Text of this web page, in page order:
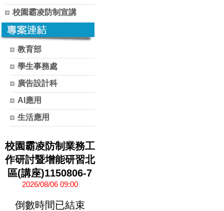
校園霸凌防制宣講
教育部
學生事務處
廣告設計科
AI應用
生活應用
校園霸凌防制業務工
作研討暨增能研習北
區(講座)1150806-7
2026/08/06 09:00
倒數時間已結束